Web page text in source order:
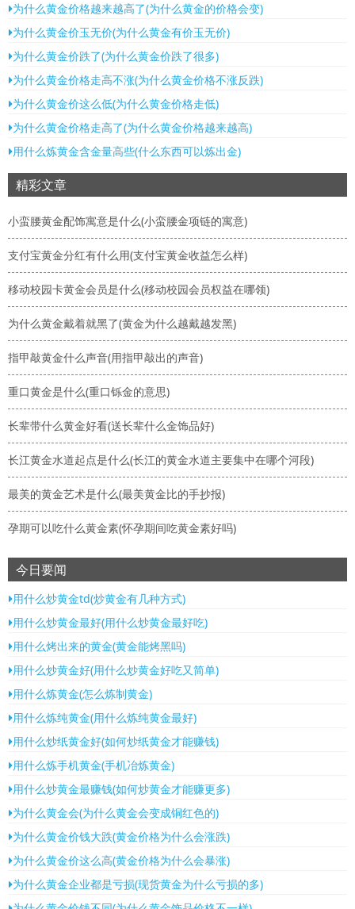
为什么黄金价格越来越高了(为什么黄金的价格会变)
为什么黄金价玉无价(为什么黄金有价玉无价)
为什么黄金价跌了(为什么黄金价跌了很多)
为什么黄金价格走高不涨(为什么黄金价格不涨反跌)
为什么黄金价这么低(为什么黄金价格走低)
为什么黄金价格走高了(为什么黄金价格越来越高)
用什么炼黄金含金量高些(什么东西可以炼出金)
精彩文章
小蛮腰黄金配饰寓意是什么(小蛮腰金项链的寓意)
支付宝黄金分红有什么用(支付宝黄金收益怎么样)
移动校园卡黄金会员是什么(移动校园会员权益在哪领)
为什么黄金戴着就黑了(黄金为什么越戴越发黑)
指甲敲黄金什么声音(用指甲敲出的声音)
重口黄金是什么(重口铄金的意思)
长辈带什么黄金好看(送长辈什么金饰品好)
长江黄金水道起点是什么(长江的黄金水道主要集中在哪个河段)
最美的黄金艺术是什么(最美黄金比的手抄报)
孕期可以吃什么黄金素(怀孕期间吃黄金素好吗)
今日要闻
用什么炒黄金td(炒黄金有几种方式)
用什么炒黄金最好(用什么炒黄金最好吃)
用什么烤出来的黄金(黄金能烤黑吗)
用什么炒黄金好(用什么炒黄金好吃又简单)
用什么炼黄金(怎么炼制黄金)
用什么炼纯黄金(用什么炼纯黄金最好)
用什么炒纸黄金好(如何炒纸黄金才能赚钱)
用什么炼手机黄金(手机冶炼黄金)
用什么炒黄金最赚钱(如何炒黄金才能赚更多)
为什么黄金会(为什么黄金会变成铜红色的)
为什么黄金价钱大跌(黄金价格为什么会涨跌)
为什么黄金价这么高(黄金价格为什么会暴涨)
为什么黄金企业都是亏损(现货黄金为什么亏损的多)